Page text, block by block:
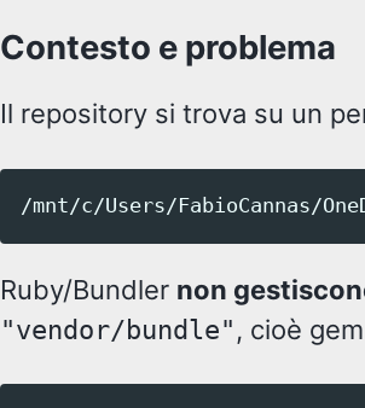
Contesto e problema
Il repository si trova su un
Ruby/Bundler non
"vendor/bundle" , cioè